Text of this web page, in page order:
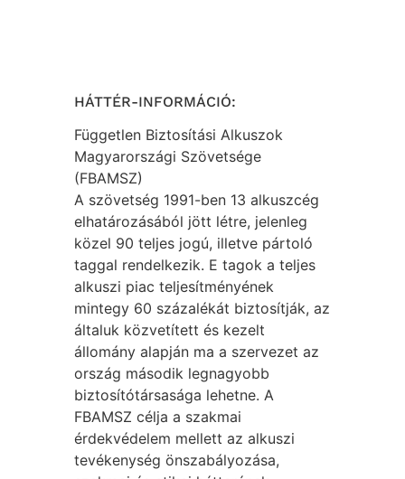
HÁTTÉR-INFORMÁCIÓ:
Független Biztosítási Alkuszok
Magyarországi Szövetsége
(FBAMSZ)
A szövetség 1991-ben 13 alkuszcég
elhatározásából jött létre, jelenleg
közel 90 teljes jogú, illetve pártoló
taggal rendelkezik. E tagok a teljes
alkuszi piac teljesítményének
mintegy 60 százalékát biztosítják, az
általuk közvetített és kezelt
állomány alapján ma a szervezet az
ország második legnagyobb
biztosítótársasága lehetne. A
FBAMSZ célja a szakmai
érdekvédelem mellett az alkuszi
tevékenység önszabályozása,